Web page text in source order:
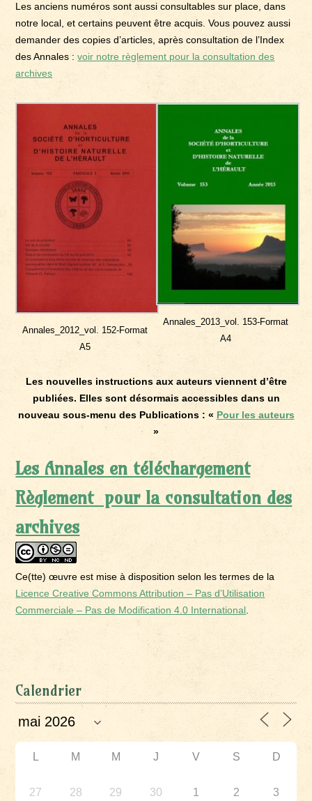
Les anciens numéros sont aussi consultables sur place, dans
notre local, et certains peuvent être acquis. Vous pouvez aussi
demander des copies d’articles, après consultation de l’Index
des Annales :voir notre règlement pour la consultation des
archives
Annales_2012_vol. 152-Format
A5
Annales_2013_vol. 153-Format
A4
Les nouvelles instructions aux auteurs viennent d’être
publiées. Elles sont désormais accessibles dans un
nouveau sous-menu des Publications : « Pour les auteurs
»
Les Annales en téléchargement
Règlement pour la consultation des
archives
Ce(tte) œuvre est mise à disposition selon les termes de la
Licence Creative Commons Attribution – Pas d’Utilisation
Commerciale – Pas de Modification 4.0 International.
Calendrier
L M M J V S D
27 28 29 30 1 2 3